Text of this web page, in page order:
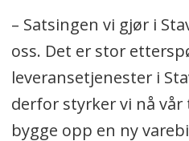
– Satsingen vi gjør i
oss. Det er stor
leveransetjenester i
derfor styrker vi nå
bygge opp en ny